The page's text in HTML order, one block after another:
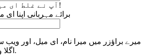
آپ نے غلط ای میل پتہ درج کیا ہے!
برائے مہربانی اپنا
میرے براؤزر میں میرا نام، ای میل، اور
اگلا وقت میں تبصرہ کریں.